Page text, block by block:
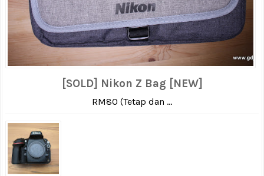
[SOLD] Nikon Z Bag [NEW]
RM80 (Tetap dan ...